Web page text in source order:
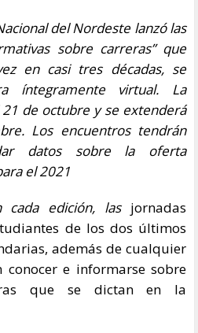
del Nordeste lanzó las
sobre carreras” que
en casi tres décadas, se
íntegramente virtual. La
de octubre y se extenderá
Los encuentros tendrán
datos sobre la oferta
el 2021
cada edición, las jornadas
de los dos últimos
además de cualquier
conocer e informarse sobre
que se dictan en la